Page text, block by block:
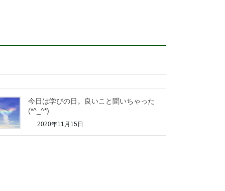
今日は学びの日。良いこと聞いちゃった
(*^_^*)
2020年11月15日